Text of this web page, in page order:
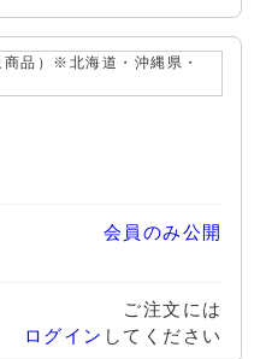
品）※北海道・沖縄県・
会員のみ公開
ご注文には
ログイン してください